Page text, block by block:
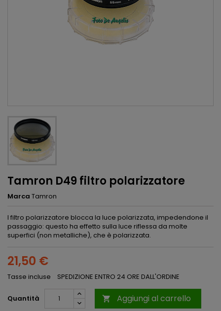
Tamron D49 filtro polarizzatore
Marca Tamron
l filtro polarizzatore blocca la luce polarizzata, impedendone il
passaggio: questo ha effetto sulla luce riflessa da molte
superfici (non metalliche), che è polarizzata.
21,50 €
Tasse incluse SPEDIZIONE ENTRO 24 ORE DALL'ORDINE
Quantità  Aggiungi al carrello